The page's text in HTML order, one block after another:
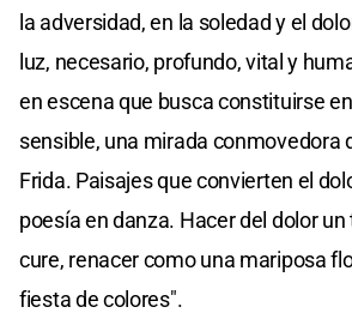
la adversidad, en la soledad y el
luz, necesario, profundo, vital y
en escena que busca constituirse
sensible, una mirada conmovedora
Frida. Paisajes que convierten el
poesía en danza. Hacer del dolor
cure, renacer como una mariposa
fiesta de colores".